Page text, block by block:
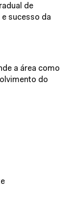
de
sucesso da
a área como
do